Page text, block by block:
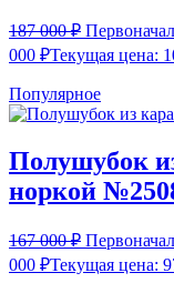
187 000₽
000 ₽Текущая цена:
Популярное
Полушубок
норкой
167 000₽
000 ₽Текущая цена: